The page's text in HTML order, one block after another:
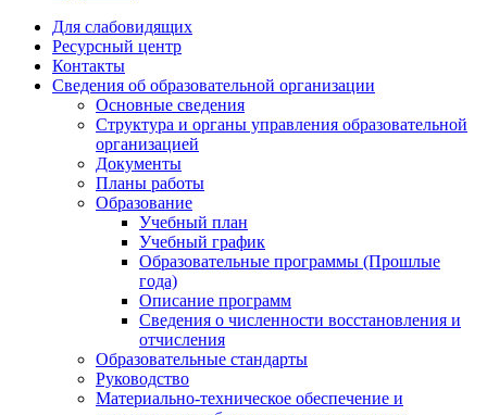
Для слабовидящих
Ресурсный центр
Контакты
Сведения об образовательной организации
Основные сведения
Структура и органы управления образовательной
организацией
Документы
Планы работы
Образование
Учебный план
Учебный график
Образовательные программы (Прошлые
года)
Описание программ
Сведения о численности восстановления и
отчисления
Образовательные стандарты
Руководство
Материально-техническое обеспечение и